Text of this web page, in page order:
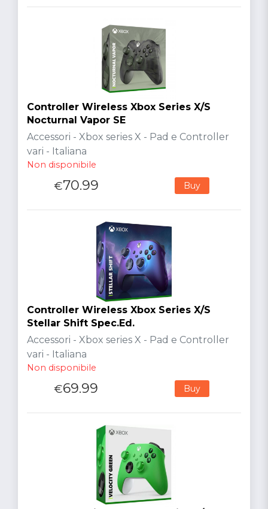
Controller Wireless Xbox Series X/S
Nocturnal Vapor SE
Accessori - Xbox series X - Pad e Controller
vari - Italiana
Non disponibile
€70.99 Buy
Controller Wireless Xbox Series X/S
Stellar Shift Spec.Ed.
Accessori - Xbox series X - Pad e Controller
vari - Italiana
Non disponibile
€69.99 Buy